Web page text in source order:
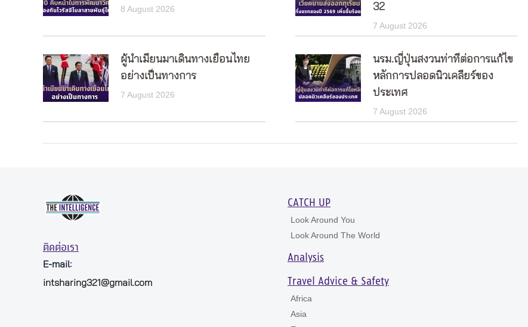
8 August 2026
32
7 August 2026
ผู้นำเมียนมาเดินทางเยือนไทย
อย่างเป็นทางการ
7 August 2026
นรม.ญี่ปุ่นสงวนท่าทีต่อการแก้ไข
หลักการปลอดนิวเคลียร์ของ
ประเทศ
7 August 2026
ติดต่อเรา
E-mail:
intsharing321@gmail.com
CATCH UP
Look Around You
Look Around The World
Analysis
Travel Advice & Safety
Africa
Asia